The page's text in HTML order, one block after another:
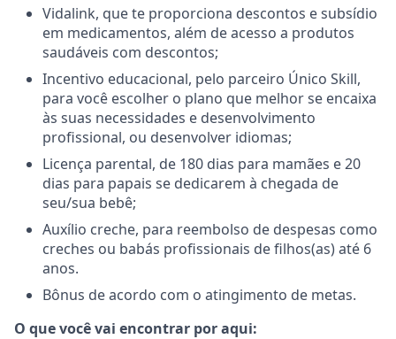
Vidalink, que te proporciona descontos e subsídio
em medicamentos, além de acesso a produtos
saudáveis com descontos;
Incentivo educacional, pelo parceiro Único Skill,
para você escolher o plano que melhor se encaixa
às suas necessidades e desenvolvimento
profissional, ou desenvolver idiomas;
Licença parental, de 180 dias para mamães e 20
dias para papais se dedicarem à chegada de
seu/sua bebê;
Auxílio creche, para reembolso de despesas como
creches ou babás profissionais de filhos(as) até 6
anos.
Bônus de acordo com o atingimento de metas.
O que você vai encontrar por aqui: